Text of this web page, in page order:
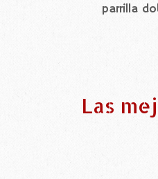
parrilla
Las